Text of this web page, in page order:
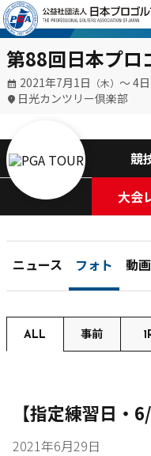
第88回日本プロ
2021年7月1日 （木） 〜 4日
日光カンツリー倶楽部
競
大会
ニュース フォト 動画
ALL 事前
【指定練習日
2021年6月29日